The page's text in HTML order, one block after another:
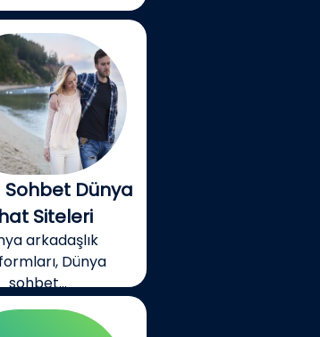
Sohbet Dünya
Siteleri
arkadaşlık
Dünya
sohbet...